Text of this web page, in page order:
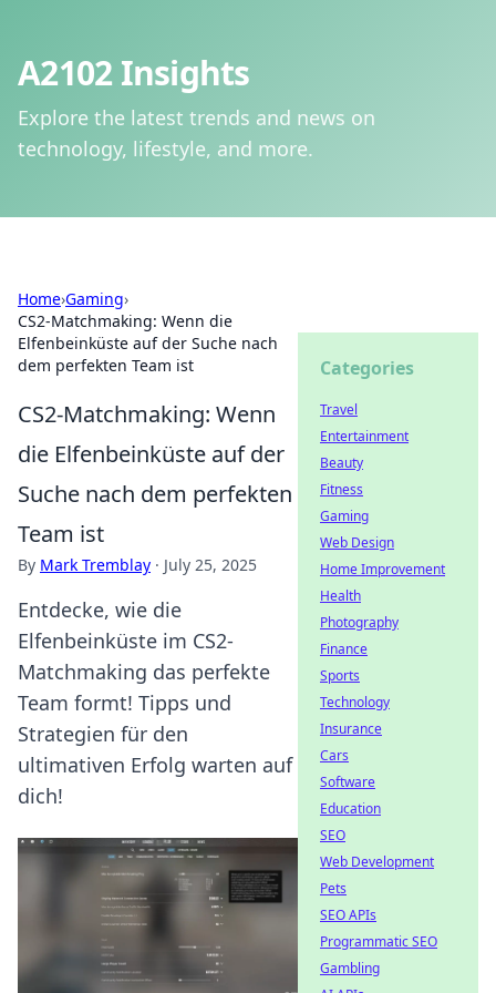
A2102 Insights
Explore the latest trends and news on
technology, lifestyle, and more.
Home›Gaming›
CS2-Matchmaking: Wenn die
Elfenbeinküste auf der Suche nach
dem perfekten Team ist
CS2-Matchmaking: Wenn
die Elfenbeinküste auf der
Suche nach dem perfekten
Team ist
By Mark Tremblay · July 25, 2025
Entdecke, wie die
Elfenbeinküste im CS2-
Matchmaking das perfekte
Team formt! Tipps und
Strategien für den
ultimativen Erfolg warten auf
dich!
Categories
Travel
Entertainment
Beauty
Fitness
Gaming
Web Design
Home Improvement
Health
Photography
Finance
Sports
Technology
Insurance
Cars
Software
Education
SEO
Web Development
Pets
SEO APIs
Programmatic SEO
Gambling